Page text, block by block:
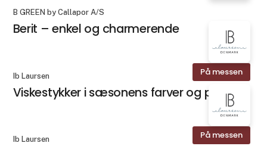
B GREEN by Callapor A/S
Berit – enkel og charmerende
På messen
Ib Laursen
Viskestykker i sæsonens farver og print
På messen
Ib Laursen